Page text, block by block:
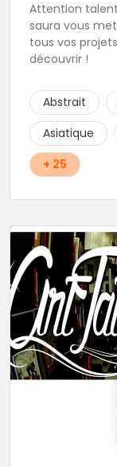
Attention
saura vous
tous vos
découvrir !
Abstrait
Asiatique
+ 25